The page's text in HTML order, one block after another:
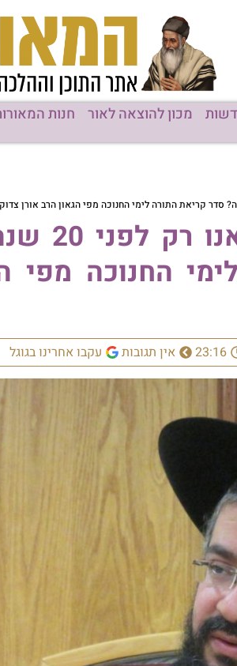
מכון להוצאה לאור חנות
הידעת?!
החנוכה מפי
23:16 אין תגובות עקבו אחרינו בגוגל